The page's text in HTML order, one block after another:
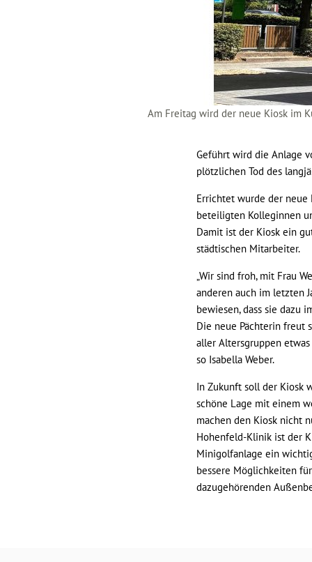
Am Freitag wird der neue Kiosk im
Geführt wird die Anlage
plötzlichen Tod des
Errichtet wurde der neue
beteiligten Kolleginnen
Damit ist der Kiosk ein
städtischen Mitarbeiter.
„Wir sind froh, mit Frau
anderen auch im letzten
bewiesen, dass sie dazu
Die neue Pächterin freut
aller Altersgruppen
so Isabella Weber.
In Zukunft soll der Kiosk
schöne Lage mit einem
machen den Kiosk nicht
Hohenfeld-Klinik ist der
Minigolfanlage ein
bessere Möglichkeiten
dazugehörenden